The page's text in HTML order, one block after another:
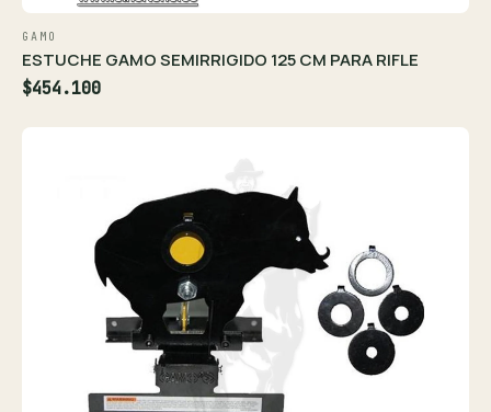
GAMO
ESTUCHE GAMO SEMIRRIGIDO 125 CM PARA RIFLE
$454.100